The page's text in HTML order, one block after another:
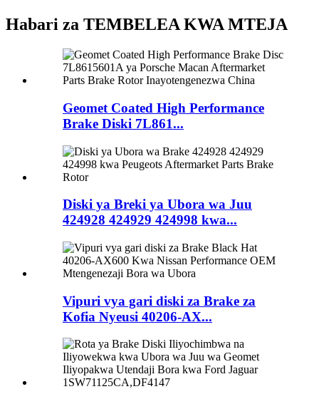
Habari za TEMBELEA KWA MTEJA
Geomet Coated High Performance
Brake Diski 7L861...
Diski ya Breki ya Ubora wa Juu
424928 424929 424998 kwa...
Vipuri vya gari diski za Brake za
Kofia Nyeusi 40206-AX...